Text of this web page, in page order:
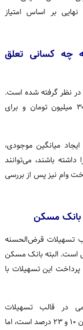
اساس امتیاز
تعلق
گرفته شده است.
اشخاص حقیقی ۳۰۰ میلیون تومان و برای
موجودی،
می‌توانند
نیز پس از بررسی
قرض‌الحسنه
سال است. البته بانک مسکن
این تسهیلات با
تسهیلات
سرمایه‌گذاری نیز ارائه می‌شود که نرخ سود آن ۱۰ و ۲۳ درصد است، اما